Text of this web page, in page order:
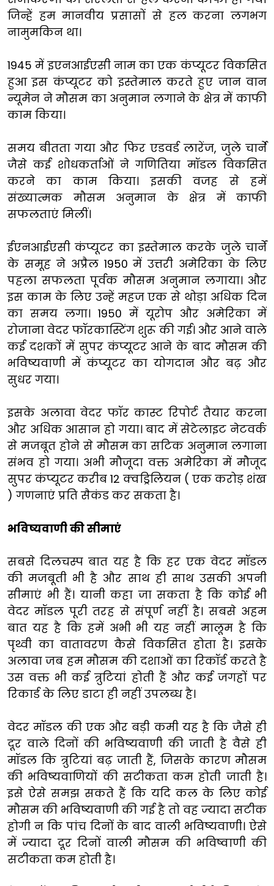
जिन्हें हम मानवीय प्रसासों से हल करना लगभग
नामुमकिन था।
1945 में इएनआईएसी नाम का एक कंप्यूटर विकसित
हुआ इस कंप्यूटर को इस्तेमाल करते हुए जान वान
न्यूमेन ने मौसम का अनुमान लगाने के क्षेत्र में काफी
काम किया।
समय बीतता गया और फिर एडवर्ड लारेंज, जुले चार्ने
जैसे कई शोधकर्ताओं ने गणितिया मॉडल विकसित
करने का काम किया। इसकी वजह से हमें
संख्यात्मक मौसम अनुमान के क्षेत्र में काफी
सफलताएं मिलीं।
ईएनआईएसी कंप्यूटर का इस्तेमाल करके जुले चार्नें
के समूह ने अप्रैल 1950 में उत्तरी अमेरिका के लिए
पहला सफलता पूर्वक मौसम अनुमान लगाया। और
इस काम के लिए उन्हें महज एक से थोड़ा अधिक दिन
का समय लगा। 1950 में यूरोप और अमेरिका में
रोजाना वेदर फॉरकास्टिंग शुरू की गई। और आने वाले
कई दशकों में सुपर कंप्यूटर आने के बाद मौसम की
भविष्यवाणी में कंप्यूटर का योगदान और बढ़ और
सुधर गया।
इसके अलावा वेदर फॉर कास्ट रिपोर्ट तैयार करना
और अधिक आसान हो गया। बाद में सेटेलाइट नेटवर्क
से मजबूत होने से मौसम का सटिक अनुमान लगाना
संभव हो गया। अभी मौजूदा वक्त अमेरिका में मौजूद
सुपर कंप्यूटर करीब 12 क्वड्रिलियन ( एक करोड़ शंख
) गणनाएं प्रति सैकंड कर सकता है।
भविष्यवाणी की सीमाएं
सबसे दिलचस्प बात यह है कि हर एक वेदर मॉडल
की मजबूती भी है और साथ ही साथ उसकी अपनी
सीमाएं भी हैं। यानी कहा जा सकता है कि कोई भी
वेदर मॉडल पूरी तरह से संपूर्ण नहीं है। सबसे अहम
बात यह है कि हमें अभी भी यह नहीं मालूम है कि
पृथ्वी का वातावरण कैसे विकसित होता है। इसके
अलावा जब हम मौसम की दशाओं का रिकॉर्ड करते है
उस वक्त भी कई त्रुटियां होती हैं और कई जगहों पर
रिकार्ड के लिए डाटा ही नहीं उपलब्ध है।
वेदर मॉडल की एक और बड़ी कमी यह है कि जैसे ही
दूर वाले दिनों की भविष्यवाणी की जाती है वैसे ही
मॉडल कि त्रुटियां बढ़ जाती हैं, जिसके कारण मौसम
की भविष्यवाणियों की सटीकता कम होती जाती है।
इसे ऐसे समझ सकते हैं कि यदि कल के लिए कोई
मौसम की भविष्यवाणी की गई है तो वह ज्यादा सटीक
होगी न कि पांच दिनों के बाद वाली भविष्यवाणी। ऐसे
में ज्यादा दूर दिनों वाली मौसम की भविष्वाणी की
सटीकता कम होती है।